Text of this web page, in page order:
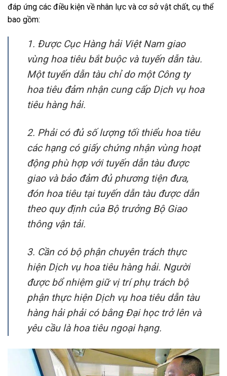
đáp ứng các điều kiện về nhân lực và cơ sở vật chất, cụ thể
bao gồm:
1. Được Cục Hàng hải Việt Nam giao
vùng hoa tiêu bắt buộc và tuyến dẫn tàu.
Một tuyến dẫn tàu chỉ do một Công ty
hoa tiêu đảm nhận cung cấp Dịch vụ hoa
tiêu hàng hải.
2. Phải có đủ số lượng tối thiểu hoa tiêu
các hạng có giấy chứng nhận vùng hoạt
động phù hợp với tuyến dẫn tàu được
giao và bảo đảm đủ phương tiện đưa,
đón hoa tiêu tại tuyến dẫn tàu được dẫn
theo quy định của Bộ trưởng Bộ Giao
thông vận tải.
3. Cần có bộ phận chuyên trách thực
hiện Dịch vụ hoa tiêu hàng hải. Người
được bổ nhiệm giữ vị trí phụ trách bộ
phận thực hiện Dịch vụ hoa tiêu dẫn tàu
hàng hải phải có bằng Đại học trở lên và
yêu cầu là hoa tiêu ngoại hạng.